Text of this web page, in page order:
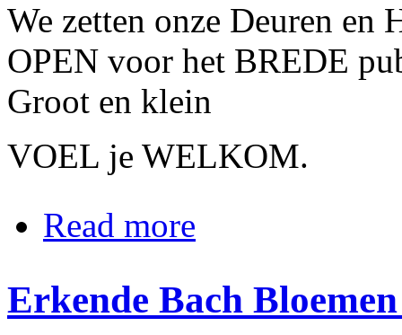
We zetten onze Deuren en
OPEN voor het BREDE
Groot en klein
VOEL je WELKOM.
Read more
Erkende Bach